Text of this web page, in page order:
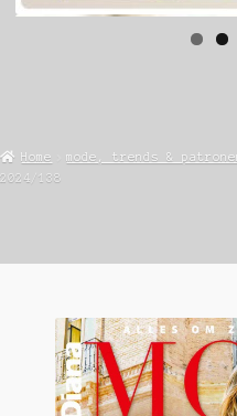
Home mode, trends &
2024/138